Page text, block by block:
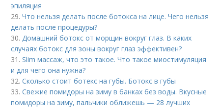
эпиляция
29.Что нельзя делать после ботокса на лице. Чего нельзя
делать после процедуры?
30.Домашний ботокс от морщин вокруг глаз. В каких
случаях ботокс для зоны вокруг глаз эффективен?
31.Slim массаж, что это такое. Что такое миостимуляция
и для чего она нужна?
32.Сколько стоит ботекс на губы. Ботокс в губы
33.Свежие помидоры на зиму в банках без воды. Вкусные
помидоры на зиму, пальчики оближешь — 28 лучших